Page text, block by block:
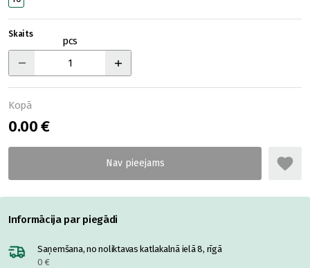
Skaits
pcs
Kopā
0.00 €
Informācija par piegādi
Saņemšana, no noliktavas katlakalnā ielā 8, rīgā
0 €